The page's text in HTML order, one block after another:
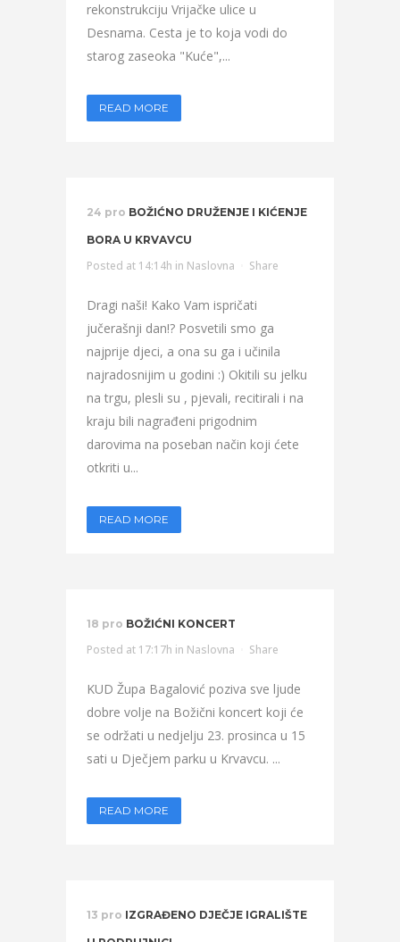
rekonstrukciju Vrijačke ulice u
Desnama. Cesta je to koja vodi do
starog zaseoka "Kuće",...
READ MORE
24 pro BOŽIĆNO DRUŽENJE I KIĆENJE
BORA U KRVAVCU
Posted at 14:14h in Naslovna Share
Dragi naši! Kako Vam ispričati
jučerašnji dan!? Posvetili smo ga
najprije djeci, a ona su ga i učinila
najradosnijim u godini :) Okitili su jelku
na trgu, plesli su , pjevali, recitirali i na
kraju bili nagrađeni prigodnim
darovima na poseban način koji ćete
otkriti u...
READ MORE
18 pro BOŽIĆNI KONCERT
Posted at 17:17h in Naslovna Share
KUD Župa Bagalović poziva sve ljude
dobre volje na Božični koncert koji će
se održati u nedjelju 23. prosinca u 15
sati u Dječjem parku u Krvavcu. ...
READ MORE
13 pro IZGRAĐENO DJEČJE IGRALIŠTE